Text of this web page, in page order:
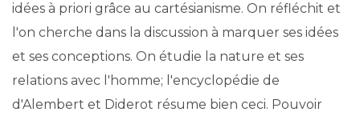
idées à priori grâce au cartésianisme. On réfléchit et
l'on cherche dans la discussion à marquer ses idées
et ses conceptions. On étudie la nature et ses
relations avec l'homme; l'encyclopédie de
d'Alembert et Diderot résume bien ceci. Pouvoir